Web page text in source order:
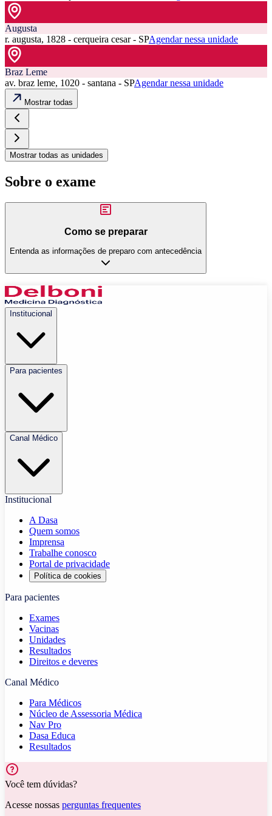
Augusta
r. augusta, 1828 - cerqueira cesar - SPAgendar nessa unidade
Braz Leme
av. braz leme, 1020 - santana - SPAgendar nessa unidade
Mostrar todas
Mostrar todas as unidades
Sobre o exame
Como se preparar
Entenda as informações de preparo com antecedência
Institucional
Para pacientes
Canal Médico
Institucional
A Dasa
Quem somos
Imprensa
Trabalhe conosco
Portal de privacidade
Política de cookies
Para pacientes
Exames
Vacinas
Unidades
Resultados
Direitos e deveres
Canal Médico
Para Médicos
Núcleo de Assessoria Médica
Nav Pro
Dasa Educa
Resultados
Você tem dúvidas?
Acesse nossas perguntas frequentes